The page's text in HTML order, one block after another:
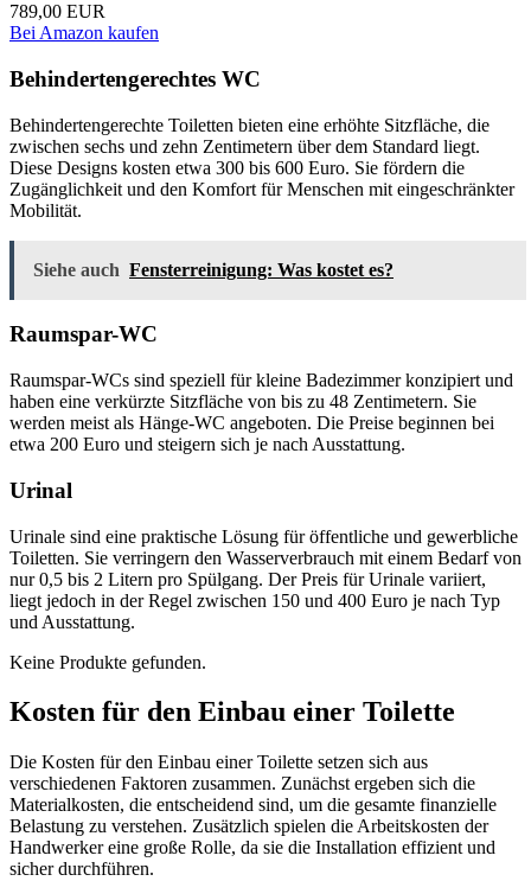
789,00 EUR
Bei Amazon kaufen
Behindertengerechtes WC
Behindertengerechte Toiletten bieten eine erhöhte Sitzfläche, die
zwischen sechs und zehn Zentimetern über dem Standard liegt.
Diese Designs kosten etwa 300 bis 600 Euro. Sie fördern die
Zugänglichkeit und den Komfort für Menschen mit eingeschränkter
Mobilität.
Siehe auch Fensterreinigung: Was kostet es?
Raumspar-WC
Raumspar-WCs sind speziell für kleine Badezimmer konzipiert und
haben eine verkürzte Sitzfläche von bis zu 48 Zentimetern. Sie
werden meist als Hänge-WC angeboten. Die Preise beginnen bei
etwa 200 Euro und steigern sich je nach Ausstattung.
Urinal
Urinale sind eine praktische Lösung für öffentliche und gewerbliche
Toiletten. Sie verringern den Wasserverbrauch mit einem Bedarf von
nur 0,5 bis 2 Litern pro Spülgang. Der Preis für Urinale variiert,
liegt jedoch in der Regel zwischen 150 und 400 Euro je nach Typ
und Ausstattung.
Keine Produkte gefunden.
Kosten für den Einbau einer Toilette
Die Kosten für den Einbau einer Toilette setzen sich aus
verschiedenen Faktoren zusammen. Zunächst ergeben sich die
Materialkosten, die entscheidend sind, um die gesamte finanzielle
Belastung zu verstehen. Zusätzlich spielen die Arbeitskosten der
Handwerker eine große Rolle, da sie die Installation effizient und
sicher durchführen.